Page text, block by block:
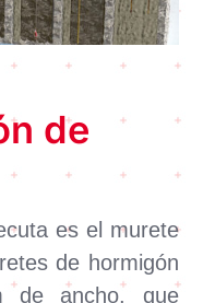
de
es el murete
de hormigón
de ancho, que